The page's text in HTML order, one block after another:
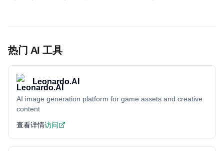
热门 AI 工具
Leonardo.AI
AI image generation platform for game assets and creative
content
查看详情访问